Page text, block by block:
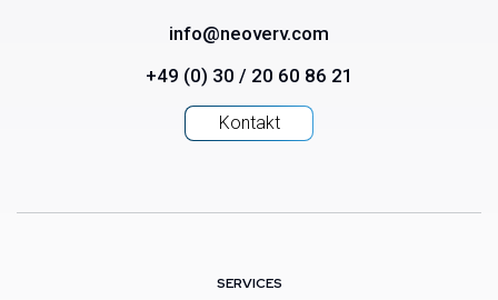
info@neoverv.com
+49 (0) 30 / 20 60 86 21
Kontakt
SERVICES